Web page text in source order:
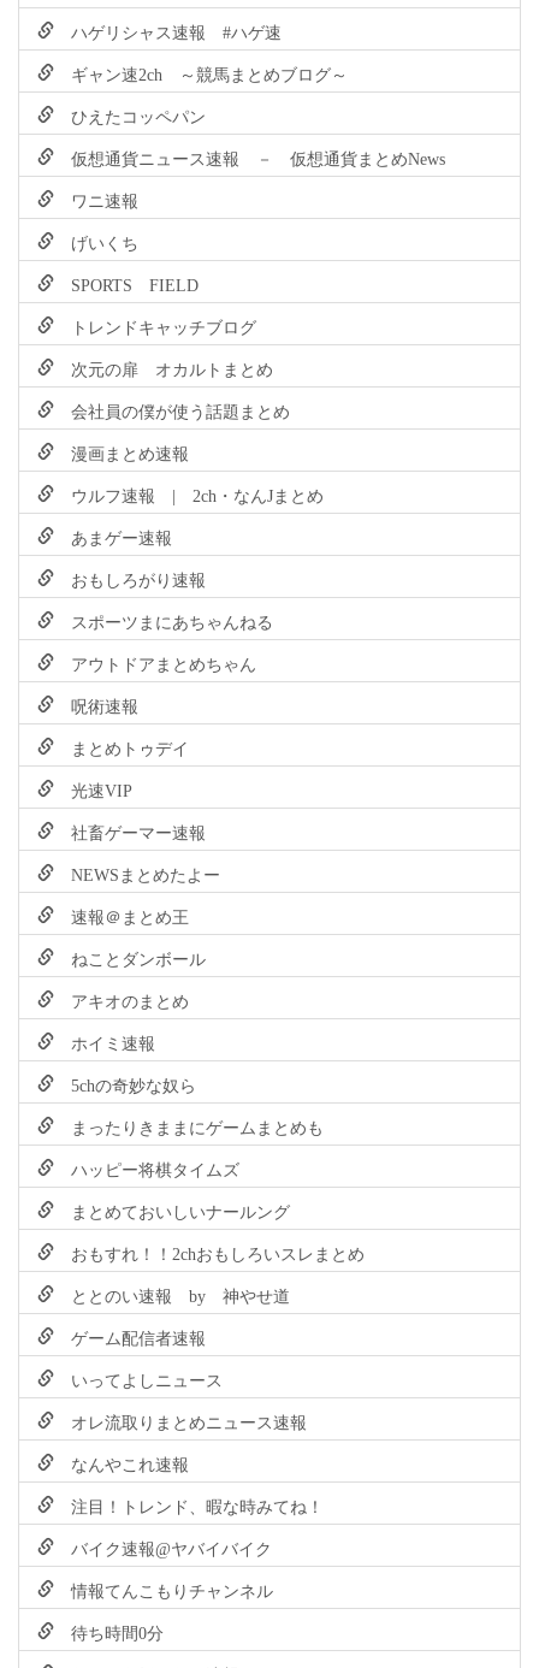
ハゲリシャス速報 #ハゲ速
ギャン速2ch ～競馬まとめブログ～
ひえたコッペパン
仮想通貨ニュース速報 － 仮想通貨まとめNews
ワニ速報
げいくち
SPORTS FIELD
トレンドキャッチブログ
次元の扉 オカルトまとめ
会社員の僕が使う話題まとめ
漫画まとめ速報
ウルフ速報 | 2ch・なんJまとめ
あまゲー速報
おもしろがり速報
スポーツまにあちゃんねる
アウトドアまとめちゃん
呪術速報
まとめトゥデイ
光速VIP
社畜ゲーマー速報
NEWSまとめたよー
速報＠まとめ王
ねことダンボール
アキオのまとめ
ホイミ速報
5chの奇妙な奴ら
まったりきままにゲームまとめも
ハッピー将棋タイムズ
まとめておいしいナールング
おもすれ！！2chおもしろいスレまとめ
ととのい速報 by 神やせ道
ゲーム配信者速報
いってよしニュース
オレ流取りまとめニュース速報
なんやこれ速報
注目！トレンド、暇な時みてね！
バイク速報@ヤバイバイク
情報てんこもりチャンネル
待ち時間0分